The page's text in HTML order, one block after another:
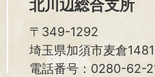
北川辺総合支所
〒349-1292
埼玉県加須市麦倉
電話番号：0280-62-